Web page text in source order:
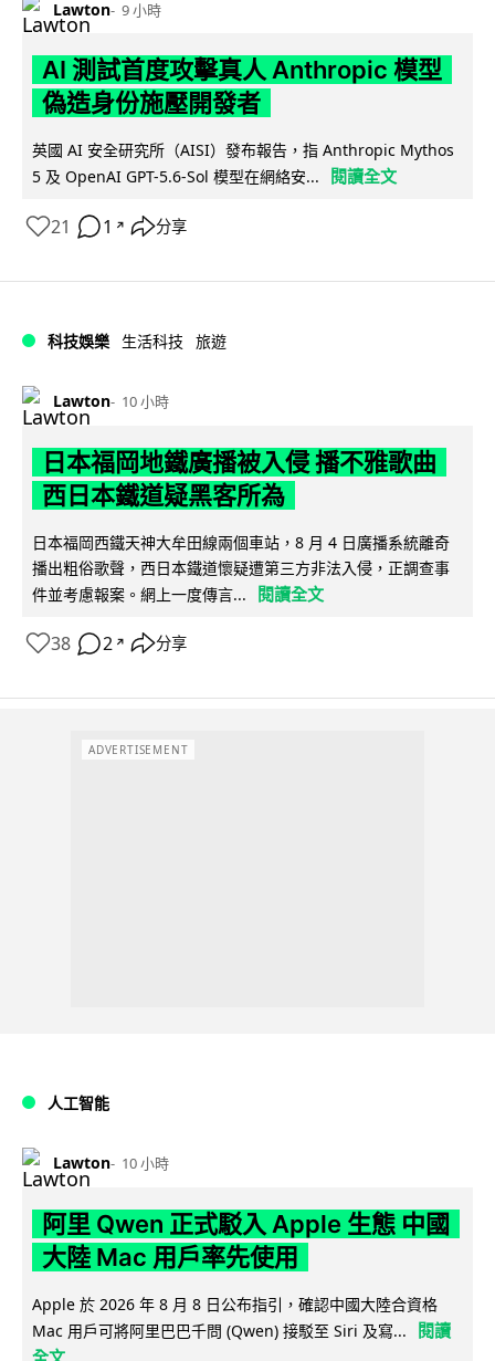
Lawton 9 小時
AI 測試首度攻擊真人 Anthropic 模型
偽造身份施壓開發者
英國 AI 安全研究所（AISI）發布報告，指 Anthropic Mythos
5 及 OpenAI GPT-5.6-Sol 模型在網絡安...
閱讀全文
21 1 ↗ 分享
科技娛樂 生活科技 旅遊
Lawton 10 小時
日本福岡地鐵廣播被入侵 播不雅歌曲
西日本鐵道疑黑客所為
日本福岡西鐵天神大牟田線兩個車站，8 月 4 日廣播系統離奇
播出粗俗歌聲，西日本鐵道懷疑遭第三方非法入侵，正調查事
件並考慮報案。網上一度傳言...
閱讀全文
38 2 ↗ 分享
ADVERTISEMENT
人工智能
Lawton 10 小時
阿里 Qwen 正式駁入 Apple 生態 中國
大陸 Mac 用戶率先使用
Apple 於 2026 年 8 月 8 日公布指引，確認中國大陸合資格
Mac 用戶可將阿里巴巴千問 (Qwen) 接駁至 Siri 及寫...
閱讀
全文